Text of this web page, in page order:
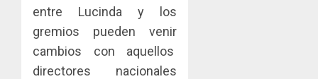
entre Lucinda y los
gremios pueden venir
cambios con aquellos
directores nacionales